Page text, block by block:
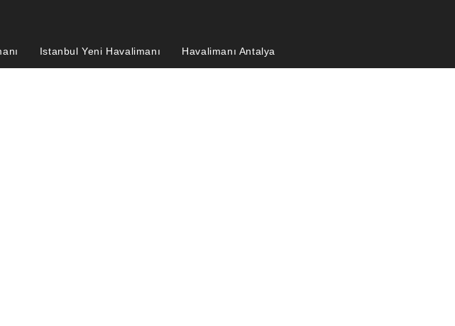
Istanbul Yeni Havalimanı Havalimanı Antalya